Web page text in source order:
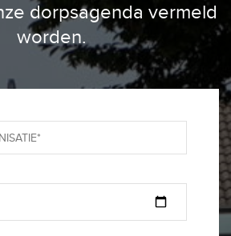
dorpsagenda vermeld
worden.